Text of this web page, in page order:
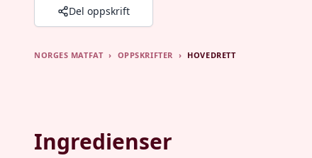
Del oppskrift
NORGES MATFAT › OPPSKRIFTER › HOVEDRETT
Ingredienser